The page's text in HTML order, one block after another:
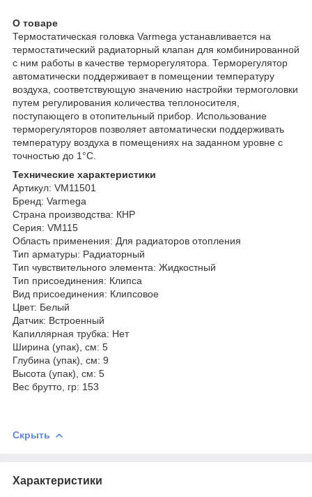
О товаре
Термостатическая головка Varmega устанавливается на
термостатический радиаторный клапан для комбинированной
с ним работы в качестве терморегулятора. Терморегулятор
автоматически поддерживает в помещении температуру
воздуха, соответствующую значению настройки термоголовки
путем регулирования количества теплоносителя,
поступающего в отопительный прибор. Использование
терморегуляторов позволяет автоматически поддерживать
температуру воздуха в помещениях на заданном уровне с
точностью до 1°С.
Технические характеристики
Артикул: VM11501
Бренд: Varmega
Страна производства: КНР
Серия: VM115
Область применения: Для радиаторов отопления
Тип арматуры: Радиаторный
Тип чувствительного элемента: Жидкостный
Тип присоединения: Клипса
Вид присоединения: Клипсовое
Цвет: Белый
Датчик: Встроенный
Капиллярная трубка: Нет
Ширина (упак), см: 5
Глубина (упак), см: 9
Высота (упак), см: 5
Вес брутто, гр: 153
Скрыть
Характеристики